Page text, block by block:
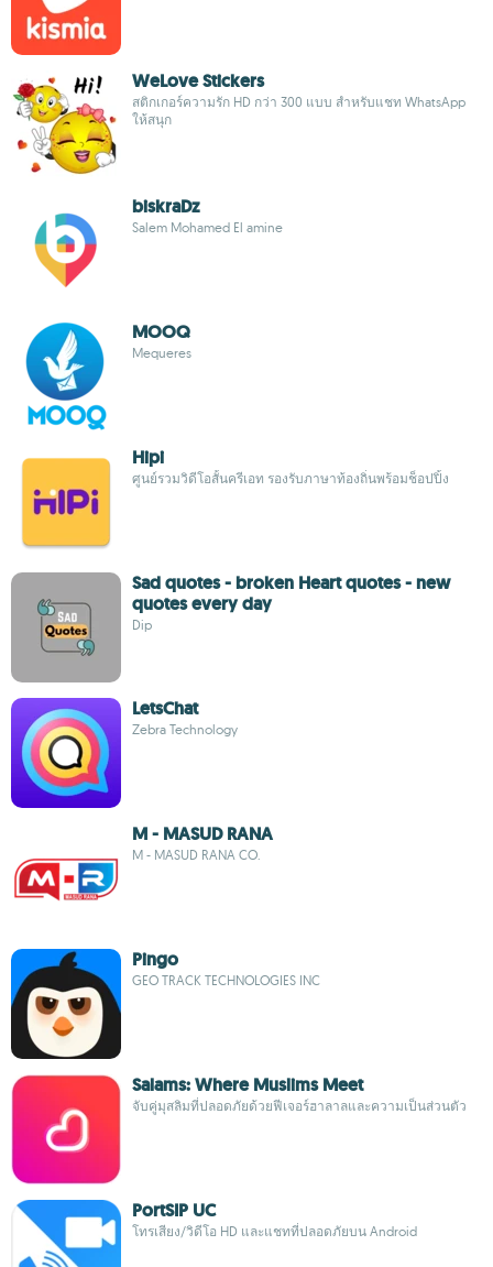
WeLove Stickers
สติกเกอร์ความรัก HD กว่า 300 แบบ สำหรับแชท WhatsApp
ให้สนุก
biskraDz
Salem Mohamed El amine
MOOQ
Mequeres
Hipi
ศูนย์รวมวิดีโอสั้นครีเอท รองรับภาษาท้องถิ่นพร้อมช็อปปิ้ง
Sad quotes - broken Heart quotes - new
quotes every day
Dip
LetsChat
Zebra Technology
M - MASUD RANA
M - MASUD RANA CO.
Pingo
GEO TRACK TECHNOLOGIES INC
Salams: Where Muslims Meet
จับคู่มุสลิมที่ปลอดภัยด้วยฟีเจอร์ฮาลาลและความเป็นส่วนตัว
PortSIP UC
โทรเสียง/วิดีโอ HD และแชทที่ปลอดภัยบน Android